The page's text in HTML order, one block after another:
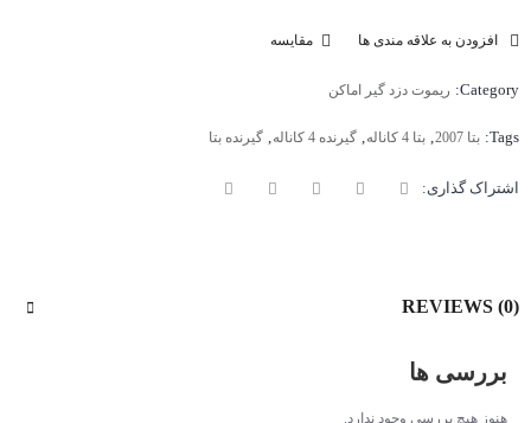
افزودن به علاقه مندی ها مقایسه
Category: ریموت دزد گیر اماکن
Tags: بتا 2007 بتا 4 کاناله گیرنده 4 کاناله گیرنده بتا
اشتراک گذاری:
REVIEWS (0)
بررسی ها
هنوز هیچ بررسی وجود ندارد.